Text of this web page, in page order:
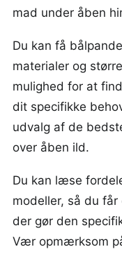
mad under åben
Du kan få
materialer og
mulighed for at
dit specifikke
udvalg af de
over åben ild.
Du kan læse
modeller, så du
der gør den
Vær opmærksom